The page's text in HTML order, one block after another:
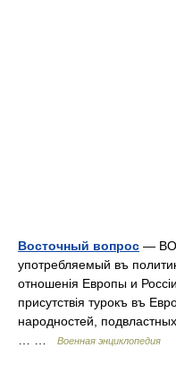
Восточный вопрос —
употребляемый въ
отношенія Европы и
присутствія турокъ въ
народностей,
Военная энциклопедия